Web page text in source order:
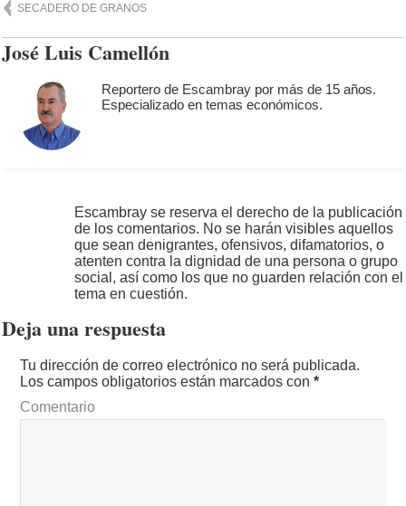
SECADERO DE GRANOS
José Luis Camellón
Reportero de Escambray por más de 15 años.
Especializado en temas económicos.
Escambray se reserva el derecho de la publicación
de los comentarios. No se harán visibles aquellos
que sean denigrantes, ofensivos, difamatorios, o
atenten contra la dignidad de una persona o grupo
social, así como los que no guarden relación con el
tema en cuestión.
Deja una respuesta
Tu dirección de correo electrónico no será publicada.
Los campos obligatorios están marcados con*
Comentario